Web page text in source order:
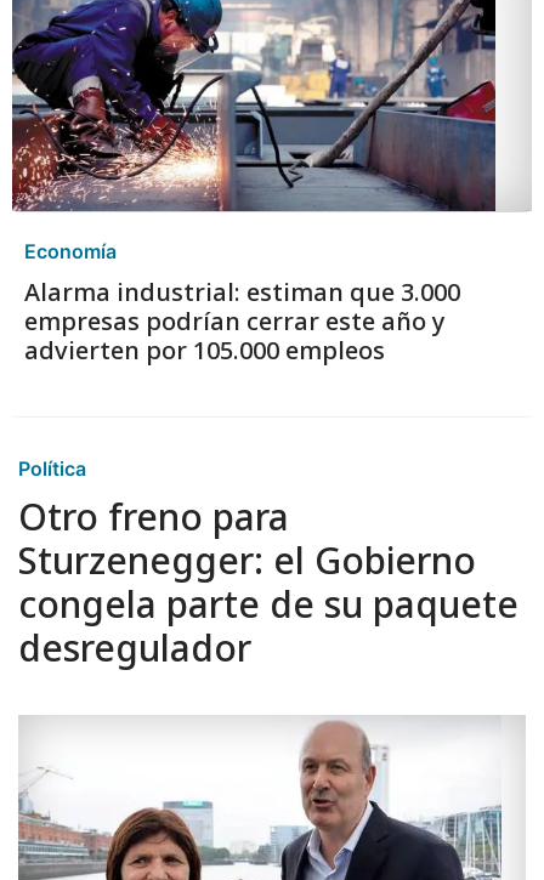
Economía
Alarma industrial: estiman que 3.000
empresas podrían cerrar este año y
advierten por 105.000 empleos
Política
Otro freno para
Sturzenegger: el Gobierno
congela parte de su paquete
desregulador